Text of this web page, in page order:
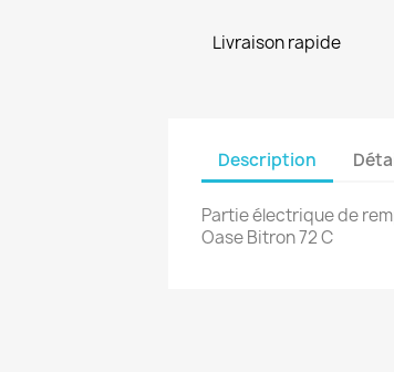
Livraison rapide
Description
Partie électrique de
Oase Bitron 72 C